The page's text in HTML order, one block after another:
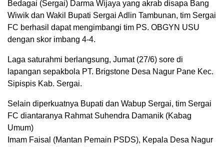
Bedagai (Sergai) Darma Wijaya yang akrab disapa Bang
Wiwik dan Wakil Bupati Sergai Adlin Tambunan, tim Sergai
FC berhasil dapat mengimbangi tim PS. OBGYN USU
dengan skor imbang 4-4.
Laga saturahmi berlangsung, Jumat (27/6) sore di
lapangan sepakbola PT. Brigstone Desa Nagur Pane Kec.
Sipispis Kab. Sergai.
Selain diperkuatnya Bupati dan Wabup Sergai, tim Sergai
FC diantaranya Rahmat Suhendra Damanik (Kabag
Umum)
Imam Faisal (Mantan Pemain PSDS), Kepala Desa Nagur